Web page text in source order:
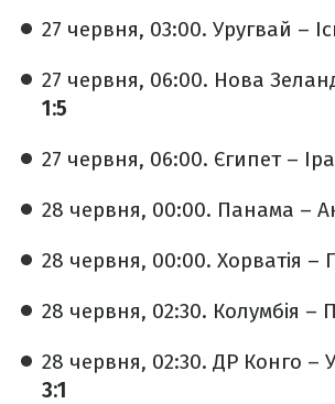
27 червня, 03:00. Уругвай –
27 червня, 06:00. Нова
1:5
27 червня, 06:00. Єгипет –
28 червня, 00:00. Панама –
28 червня, 00:00. Хорватія –
28 червня, 02:30. Колумбія –
28 червня, 02:30. ДР Конго –
3:1